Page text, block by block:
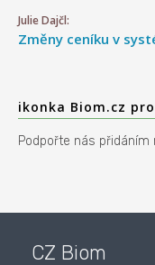
Julie Dajčl:
Změny ceníku v
ikonka Biom.cz
Podpořte nás přidáním
CZ Biom